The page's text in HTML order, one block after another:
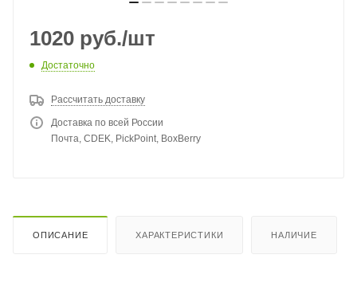
1020 руб./шт
Достаточно
Рассчитать доставку
Доставка по всей России
Почта, CDEK, PickPoint, BoxBerry
ОПИСАНИЕ ХАРАКТЕРИСТИКИ НАЛИЧИЕ